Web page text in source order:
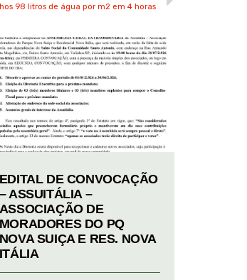
98 litros de água por m2 em 4 horas
EDITAL DE CONVOCAÇÃO
– ASSUITÁLIA –
ASSOCIAÇÃO DE
MORADORES DO PQ
NOVA SUIÇA E RES. NOVA
ITÁLIA